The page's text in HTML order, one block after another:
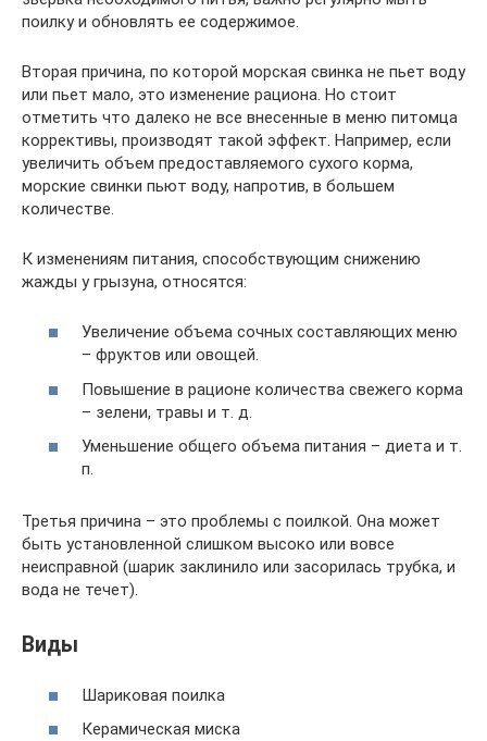
поилку и обновлять ее содержимое.
Вторая причина, по которой морская свинка не пьет воду
или пьет мало, это изменение рациона. Но стоит
отметить что далеко не все внесенные в меню питомца
коррективы, производят такой эффект. Например, если
увеличить объем предоставляемого сухого корма,
морские свинки пьют воду, напротив, в большем
количестве.
К изменениям питания, способствующим снижению
жажды у грызуна, относятся:
Увеличение объема сочных составляющих меню
– фруктов или овощей.
Повышение в рационе количества свежего корма
– зелени, травы и т. д.
Уменьшение общего объема питания – диета и т.
п.
Третья причина – это проблемы с поилкой. Она может
быть установленной слишком высоко или вовсе
неисправной (шарик заклинило или засорилась трубка, и
вода не течет).
Виды
Шариковая поилка
Керамическая миска